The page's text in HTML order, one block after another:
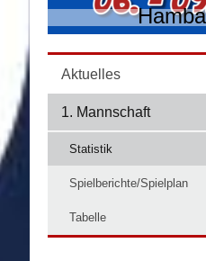
Aktuelles
1. Mannschaft
Statistik
Spielberichte/Spielplan
Tabelle